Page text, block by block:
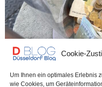
Cookie-
Um Ihnen ein optimales Erlebnis
wie Cookies, um